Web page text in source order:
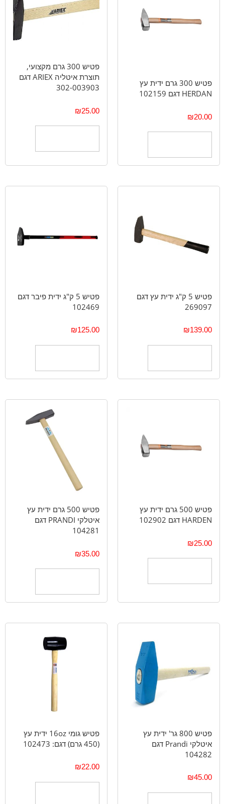
פטיש 300 גרם ידית עץ
HERDAN דגם 102159
₪20.00
פטיש 300 גרם מקצועי,
תוצרת איטליה ARIEX דגם
302-003903
₪25.00
פטיש 5 ק"ג ידית עץ דגם
269097
₪139.00
פטיש 5 ק"ג ידית פיבר דגם
102469
₪125.00
פטיש 500 גרם ידית עץ
HARDEN דגם 102902
₪25.00
פטיש 500 גרם ידית עץ
איטלקי PRANDI דגם
104281
₪35.00
פטיש 800 גר' ידית עץ
איטלקי Prandi דגם
104282
₪45.00
פטיש גומי 16oz ידית עץ
(450 גרם) דגם: 102473
₪22.00